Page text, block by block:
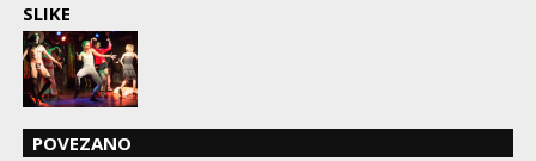
SLIKE
POVEZANO